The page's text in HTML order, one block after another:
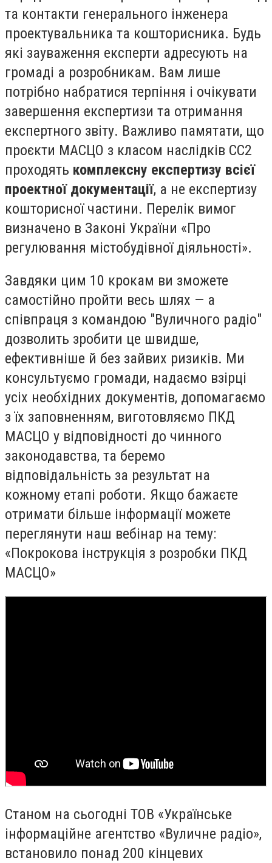
та контакти генерального інженера
проектувальника та кошторисника. Будь
які зауваження експерти адресують на
громаді а розробникам. Вам лише
потрібно набратися терпіння і очікувати
завершення експертизи та отримання
експертного звіту. Важливо памятати, що
проєкти МАСЦО з класом наслідків СС2
проходять комплексну експертизу всієї
проектної документації, а не експертизу
кошторисної частини. Перелік вимог
визначено в Законі України «Про
регулювання містобудівної діяльності».
Завдяки цим 10 крокам ви зможете
самостійно пройти весь шлях — а
співпраця з командою "Вуличного радіо"
дозволить зробити це швидше,
ефективніше й без зайвих ризиків. Ми
консультуємо громади, надаємо взірці
усіх необхідних документів, допомагаємо
з їх заповненням, виготовляємо ПКД
МАСЦО у відповідності до чинного
законодавства, та беремо
відповідальність за результат на
кожному етапі роботи. Якщо бажаєте
отримати більше інформації можете
переглянути наш вебінар на тему:
«Покрокова інструкція з розробки ПКД
МАСЦО»
Станом на сьогодні ТОВ «Українське
інформаційне агентство «Вуличне радіо»,
встановило понад 200 кінцевих